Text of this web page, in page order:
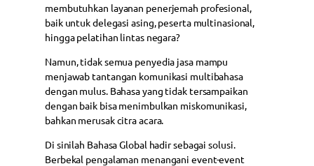
membutuhkan layanan penerjemah profesional,
baik untuk delegasi asing, peserta multinasional,
hingga pelatihan lintas negara?
Namun, tidak semua penyedia jasa mampu
menjawab tantangan komunikasi multibahasa
dengan mulus. Bahasa yang tidak tersampaikan
dengan baik bisa menimbulkan miskomunikasi,
bahkan merusak citra acara.
Di sinilah Bahasa Global hadir sebagai solusi.
Berbekal pengalaman menangani event-event